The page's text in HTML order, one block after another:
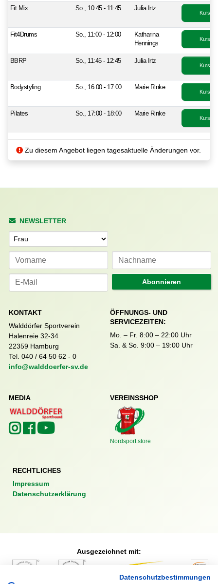
Fit Mix So., 10:45 - 11:45 Julia Irtz
Kurs
Fit4Drums So., 11:00 - 12:00
Katharina
Hennings
Kurs
BBRP So., 11:45 - 12:45 Julia Irtz
Kurs
Bodystyling So., 16:00 - 17:00 Marie Rinke
Kurs
Pilates So., 17:00 - 18:00 Marie Rinke
Kurs
Zu diesem Angebot liegen tagesaktuelle Änderungen vor.
NEWSLETTER
Anrede
Abonnieren
KONTAKT
Walddörfer Sportverein
Halenreie 32-34
22359 Hamburg
Tel. 040 / 64 50 62 - 0
info@walddoerfer-sv.de
ÖFFNUNGS- UND
SERVICEZEITEN:
Mo. – Fr. 8:00 – 22:00 Uhr
Sa. & So. 9:00 – 19:00 Uhr
MEDIA VEREINSSHOP
Nordsport.store
RECHTLICHES
Impressum
Datenschutzerklärung
Ausgezeichnet mit:
Datenschutzbestimmungen